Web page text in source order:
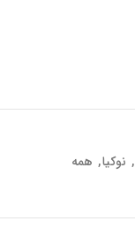
, نوکیا, همه